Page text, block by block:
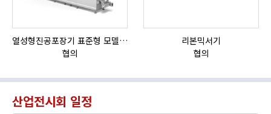
열성형진공포장기 표준형 모델 OMNIVAC S-200
협의
리본믹서기
협의
산업전시회 일정